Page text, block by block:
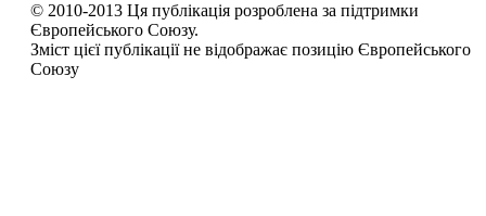
© 2010-2013 Ця публікація розроблена за підтримки
Європейського Союзу.
Зміст цієї публікації не відображає позицію Європейського
Союзу